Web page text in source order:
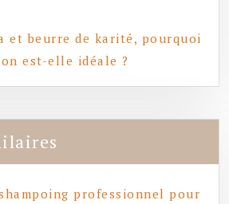
et beurre de karité, pourquoi
est-elle idéale ?
professionnel pour